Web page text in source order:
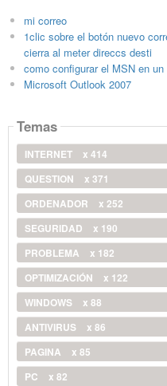
mi correo
1clic sobre el botón nuevo
cierra al meter direccs desti
como configurar el MSN en
Microsoft Outlook 2007
Temas
INTERNET
x 414
QUESTION
x 371
ORDENADOR
x 252
SEGURIDAD
x 190
PROBLEMA
x 182
OPTIMIZACIÓN
x 122
WINDOWS
x 88
ANTIVIRUS
x 86
PAGINA
x 85
PC
x 82